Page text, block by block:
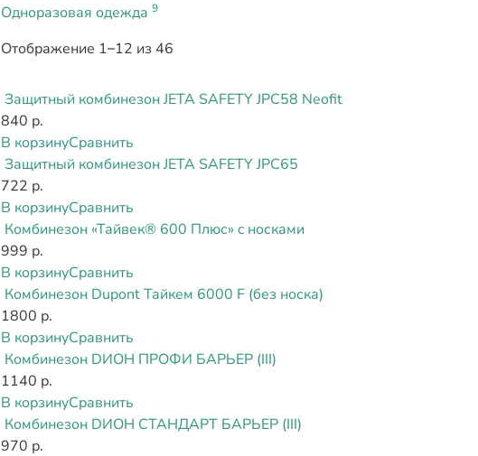
Одноразовая одежда 9
Отображение 1–12 из 46
Защитный комбинезон JETA SAFETY JPC58 Neofit
840 р.
В корзинуСравнить
Защитный комбинезон JETA SAFETY JPC65
722 р.
В корзинуСравнить
Комбинезон «Тайвек® 600 Плюс» c носками
999 р.
В корзинуСравнить
Комбинезон Dupont Тайкем 6000 F (без носка)
1800 р.
В корзинуСравнить
Комбинезон DИОН ПРОФИ БАРЬЕР (III)
1140 р.
В корзинуСравнить
Комбинезон DИОН СТАНДАРТ БАРЬЕР (III)
970 р.